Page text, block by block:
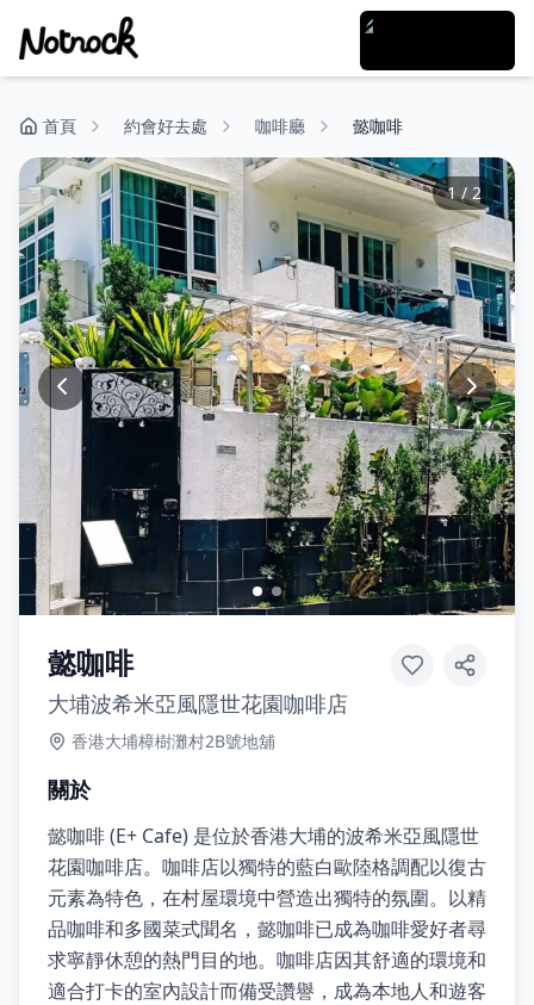
首頁 約會好去處 咖啡廳 懿咖啡
1/ 2
懿咖啡
大埔波希米亞風隱世花園咖啡店
香港大埔樟樹灘村2B號地舖
關於
懿咖啡 (E+ Cafe) 是位於香港大埔的波希米亞風隱世
花園咖啡店。咖啡店以獨特的藍白歐陸格調配以復古
元素為特色，在村屋環境中營造出獨特的氛圍。以精
品咖啡和多國菜式聞名，懿咖啡已成為咖啡愛好者尋
求寧靜休憩的熱門目的地。咖啡店因其舒適的環境和
適合打卡的室內設計而備受讚譽，成為本地人和遊客